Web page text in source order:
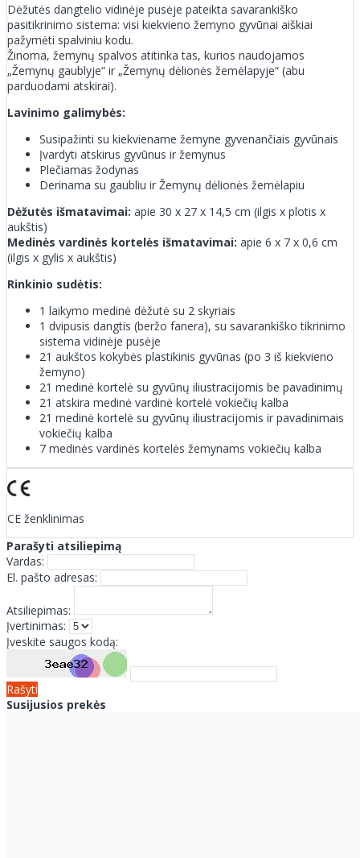
Dėžutės dangtelio vidinėje pusėje pateikta savarankiško
pasitikrinimo sistema: visi kiekvieno žemyno gyvūnai aiškiai
pažymėti spalviniu kodu.
Žinoma, žemynų spalvos atitinka tas, kurios naudojamos
„Žemynų gaublyje“ ir „Žemynų dėlionės žemėlapyje“ (abu
parduodami atskirai).
Lavinimo galimybės:
Susipažinti su kiekviename žemyne gyvenančiais gyvūnais
Įvardyti atskirus gyvūnus ir žemynus
Plečiamas žodynas
Derinama su gaubliu ir Žemynų dėlionės žemėlapiu
Dėžutės išmatavimai: apie 30 x 27 x 14,5 cm (ilgis x plotis x
aukštis)
Medinės vardinės kortelės išmatavimai: apie 6 x 7 x 0,6 cm
(ilgis x gylis x aukštis)
Rinkinio sudėtis:
1 laikymo medinė dėžutė su 2 skyriais
1 dvipusis dangtis (beržo fanera), su savarankiško tikrinimo
sistema vidinėje pusėje
21 aukštos kokybės plastikinis gyvūnas (po 3 iš kiekvieno
žemyno)
21 medinė kortelė su gyvūnų iliustracijomis be pavadinimų
21 atskira medinė vardinė kortelė vokiečių kalba
21 medinė kortelė su gyvūnų iliustracijomis ir pavadinimais
vokiečių kalba
7 medinės vardinės kortelės žemynams vokiečių kalba
CE ženklinimas
Parašyti atsiliepimą
Vardas:
El. pašto adresas:
Atsiliepimas:
Įvertinimas:
Įveskite saugos kodą:
Rašyti
Susijusios prekės